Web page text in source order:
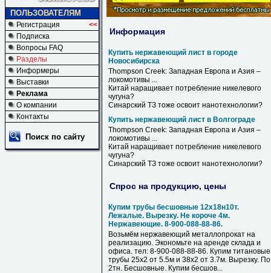
ПОЛЬЗОВАТЕЛЯМ
Регистрация
<<
Подписка
Вопросы FAQ
Разделы
Информеры
Выставки
Реклама
О компании
Контакты
Поиск по сайту
Информация
Купить нержавеющий лист в городе
Новосибирска
Thompson Creek: Западная Европа и Азия –
локомотивы ...
Китай наращивает потребление никелевого
чугуна?
Синарский ТЗ тоже освоит нанотехнологии?
Купить нержавеющий лист в Волгограде
Thompson Creek: Западная Европа и Азия –
локомотивы ...
Китай наращивает потребление никелевого
чугуна?
Синарский ТЗ тоже освоит нанотехнологии?
Спрос на продукцию, цены
Купим трубы бесшовные 12х18н10т.
Лежалые. Вырезку. Не короче 4м.
Нержавеющие. 8-900-088-88-86.
Возьмём нержавеющий металлопрокат на
реализацию. Экономьте на аренде склада и
офиса. тел: 8-900-088-88-86. Купим титановые
трубы 25х2 от 5.5м и 38х2 от 3.7м. Вырезку. По
2тн. Бесшовные. Купим бесшов...